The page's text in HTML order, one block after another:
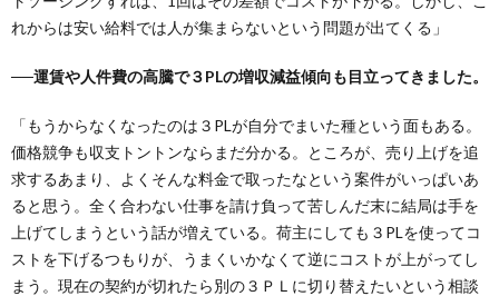
れからは安い給料では人が集まらないという問題が出てくる」
──運賃や人件費の高騰で３PLの増収減益傾向も目立ってきました。
「もうからなくなったのは３PLが自分でまいた種という面もある。
価格競争も収支トントンならまだ分かる。ところが、売り上げを追
求するあまり、よくそんな料金で取ったなという案件がいっぱいあ
ると思う。全く合わない仕事を請け負って苦しんだ末に結局は手を
上げてしまうという話が増えている。荷主にしても３PLを使ってコ
ストを下げるつもりが、うまくいかなくて逆にコストが上がってし
まう。現在の契約が切れたら別の３ＰＬに切り替えたいという相談